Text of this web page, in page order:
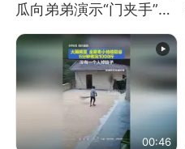
瓜向弟弟演示“门夹手”，
网友：果然言传不如身
教！
00:46